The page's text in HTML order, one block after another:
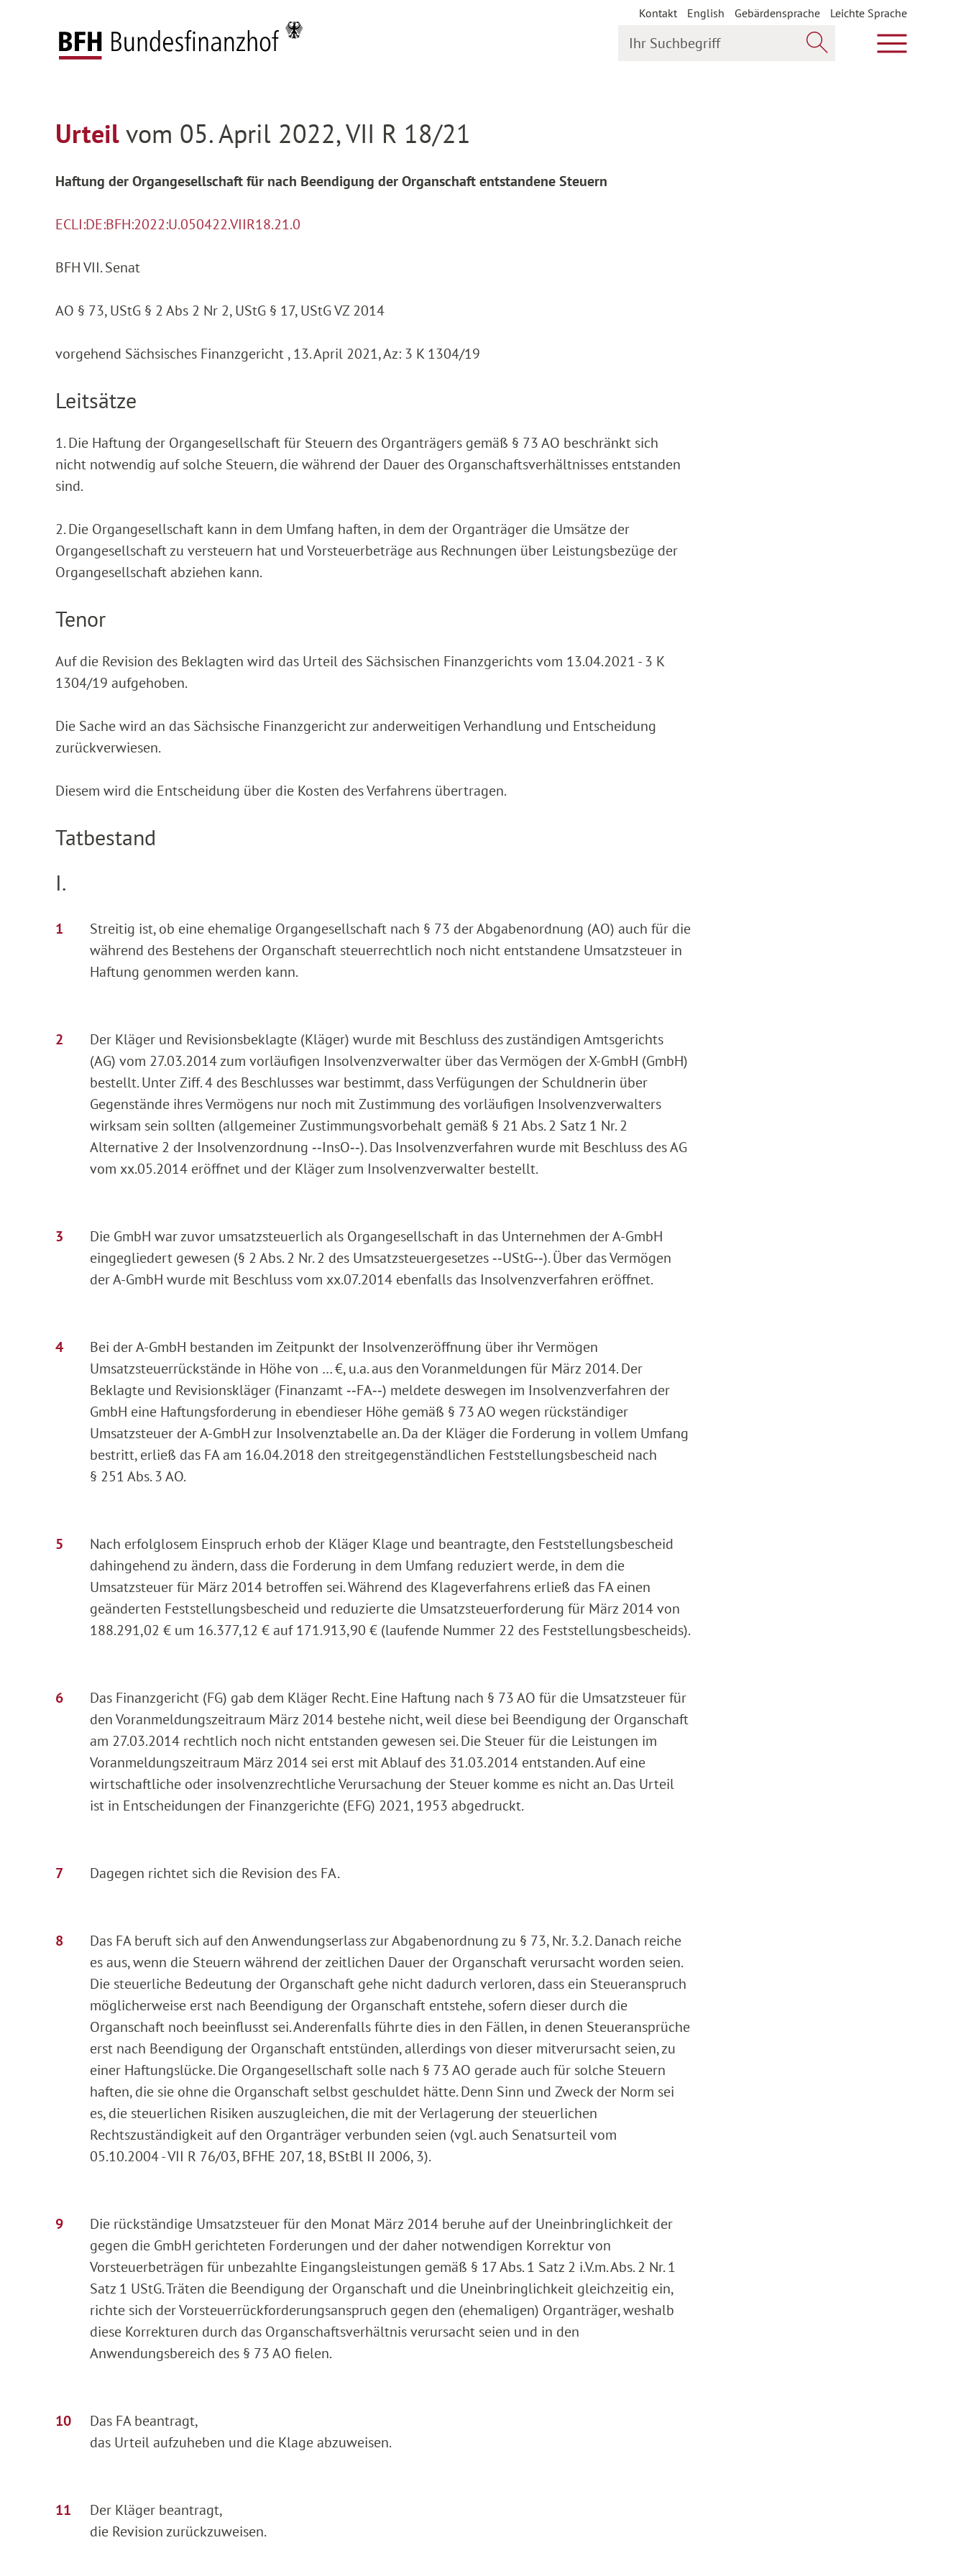
Kontakt English Gebärdensprache
Leichte Sprache
Hauptmenü
Startseite
Urteilvom 05. April 2022, VII R 18/21
Haftung der Organgesellschaft für nach Beendigung der Organschaft entstandene Steuern
ECLI:DE:BFH:2022:U.050422.VIIR18.21.0
BFH VII. Senat
AO § 73, UStG § 2 Abs 2 Nr 2, UStG § 17, UStG VZ 2014
vorgehend Sächsisches Finanzgericht , 13. April 2021, Az: 3 K 1304/19
Leitsätze
1. Die Haftung der Organgesellschaft für Steuern des Organträgers gemäß § 73 AO beschränkt sich
nicht notwendig auf solche Steuern, die während der Dauer des Organschaftsverhältnisses entstanden
sind.
2. Die Organgesellschaft kann in dem Umfang haften, in dem der Organträger die Umsätze der
Organgesellschaft zu versteuern hat und Vorsteuerbeträge aus Rechnungen über Leistungsbezüge der
Organgesellschaft abziehen kann.
Tenor
Auf die Revision des Beklagten wird das Urteil des Sächsischen Finanzgerichts vom 13.04.2021 - 3 K
1304/19 aufgehoben.
Die Sache wird an das Sächsische Finanzgericht zur anderweitigen Verhandlung und Entscheidung
zurückverwiesen.
Diesem wird die Entscheidung über die Kosten des Verfahrens übertragen.
Tatbestand
I.
Streitig ist, ob eine ehemalige Organgesellschaft nach § 73 der Abgabenordnung (AO) auch für die
während des Bestehens der Organschaft steuerrechtlich noch nicht entstandene Umsatzsteuer in
Haftung genommen werden kann.
Der Kläger und Revisionsbeklagte (Kläger) wurde mit Beschluss des zuständigen Amtsgerichts
(AG) vom 27.03.2014 zum vorläufigen Insolvenzverwalter über das Vermögen der X-GmbH (GmbH)
bestellt. Unter Ziff. 4 des Beschlusses war bestimmt, dass Verfügungen der Schuldnerin über
Gegenstände ihres Vermögens nur noch mit Zustimmung des vorläufigen Insolvenzverwalters
wirksam sein sollten (allgemeiner Zustimmungsvorbehalt gemäß § 21 Abs. 2 Satz 1 Nr. 2
Alternative 2 der Insolvenzordnung ‑‑InsO‑‑). Das Insolvenzverfahren wurde mit Beschluss des AG
vom xx.05.2014 eröffnet und der Kläger zum Insolvenzverwalter bestellt.
Die GmbH war zuvor umsatzsteuerlich als Organgesellschaft in das Unternehmen der A-GmbH
eingegliedert gewesen (§ 2 Abs. 2 Nr. 2 des Umsatzsteuergesetzes ‑‑UStG‑‑). Über das Vermögen
der A-GmbH wurde mit Beschluss vom xx.07.2014 ebenfalls das Insolvenzverfahren eröffnet.
Bei der A-GmbH bestanden im Zeitpunkt der Insolvenzeröffnung über ihr Vermögen
Umsatzsteuerrückstände in Höhe von … €, u.a. aus den Voranmeldungen für März 2014. Der
Beklagte und Revisionskläger (Finanzamt ‑‑FA‑‑) meldete deswegen im Insolvenzverfahren der
GmbH eine Haftungsforderung in ebendieser Höhe gemäß § 73 AO wegen rückständiger
Umsatzsteuer der A-GmbH zur Insolvenztabelle an. Da der Kläger die Forderung in vollem Umfang
bestritt, erließ das FA am 16.04.2018 den streitgegenständlichen Feststellungsbescheid nach
§ 251 Abs. 3 AO.
Nach erfolglosem Einspruch erhob der Kläger Klage und beantragte, den Feststellungsbescheid
dahingehend zu ändern, dass die Forderung in dem Umfang reduziert werde, in dem die
Umsatzsteuer für März 2014 betroffen sei. Während des Klageverfahrens erließ das FA einen
geänderten Feststellungsbescheid und reduzierte die Umsatzsteuerforderung für März 2014 von
188.291,02 € um 16.377,12 € auf 171.913,90 € (laufende Nummer 22 des Feststellungsbescheids).
Das Finanzgericht (FG) gab dem Kläger Recht. Eine Haftung nach § 73 AO für die Umsatzsteuer für
den Voranmeldungszeitraum März 2014 bestehe nicht, weil diese bei Beendigung der Organschaft
am 27.03.2014 rechtlich noch nicht entstanden gewesen sei. Die Steuer für die Leistungen im
Voranmeldungszeitraum März 2014 sei erst mit Ablauf des 31.03.2014 entstanden. Auf eine
wirtschaftliche oder insolvenzrechtliche Verursachung der Steuer komme es nicht an. Das Urteil
ist in Entscheidungen der Finanzgerichte (EFG) 2021, 1953 abgedruckt.
Dagegen richtet sich die Revision des FA.
Das FA beruft sich auf den Anwendungserlass zur Abgabenordnung zu § 73, Nr. 3.2. Danach reiche
es aus, wenn die Steuern während der zeitlichen Dauer der Organschaft verursacht worden seien.
Die steuerliche Bedeutung der Organschaft gehe nicht dadurch verloren, dass ein Steueranspruch
möglicherweise erst nach Beendigung der Organschaft entstehe, sofern dieser durch die
Organschaft noch beeinflusst sei. Anderenfalls führte dies in den Fällen, in denen Steueransprüche
erst nach Beendigung der Organschaft entstünden, allerdings von dieser mitverursacht seien, zu
einer Haftungslücke. Die Organgesellschaft solle nach § 73 AO gerade auch für solche Steuern
haften, die sie ohne die Organschaft selbst geschuldet hätte. Denn Sinn und Zweck der Norm sei
es, die steuerlichen Risiken auszugleichen, die mit der Verlagerung der steuerlichen
Rechtszuständigkeit auf den Organträger verbunden seien (vgl. auch Senatsurteil vom
05.10.2004 - VII R 76/03, BFHE 207, 18, BStBl II 2006, 3).
Die rückständige Umsatzsteuer für den Monat März 2014 beruhe auf der Uneinbringlichkeit der
gegen die GmbH gerichteten Forderungen und der daher notwendigen Korrektur von
Vorsteuerbeträgen für unbezahlte Eingangsleistungen gemäß § 17 Abs. 1 Satz 2 i.V.m. Abs. 2 Nr. 1
Satz 1 UStG. Träten die Beendigung der Organschaft und die Uneinbringlichkeit gleichzeitig ein,
richte sich der Vorsteuerrückforderungsanspruch gegen den (ehemaligen) Organträger, weshalb
diese Korrekturen durch das Organschaftsverhältnis verursacht seien und in den
Anwendungsbereich des § 73 AO fielen.
Das FA beantragt,
das Urteil aufzuheben und die Klage abzuweisen.
Der Kläger beantragt,
die Revision zurückzuweisen.